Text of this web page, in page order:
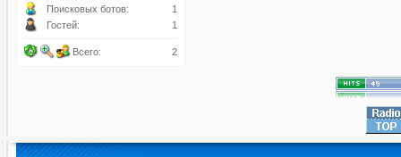
Поисковых ботов:
1
Гостей:
1
Всего: 2